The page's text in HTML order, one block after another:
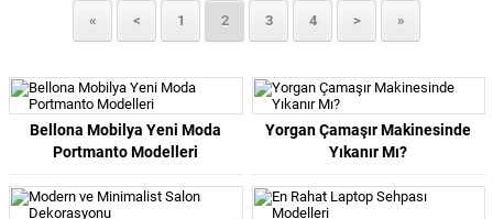
« < 1 2 3 4 > »
Bellona Mobilya Yeni Moda
Portmanto Modelleri
Yorgan Çamaşır Makinesinde
Yıkanır Mı?